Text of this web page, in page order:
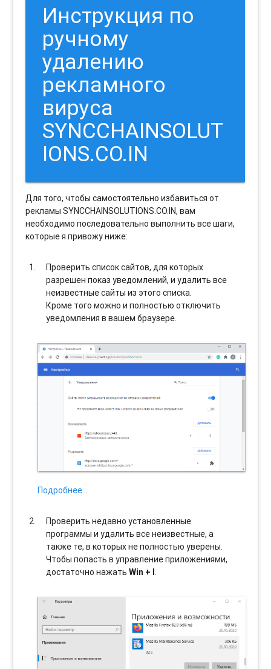
Инструкция по
ручному
удалению
рекламного
вируса
SYNCCHAINSOLUT
IONS.CO.IN
Для того, чтобы самостоятельно избавиться от
рекламы SYNCCHAINSOLUTIONS.CO.IN, вам
необходимо последовательно выполнить все шаги,
которые я привожу ниже:
Проверить список сайтов, для которых
разрешен показ уведомлений, и удалить все
неизвестные сайты из этого списка.
Кроме того можно и полностью отключить
уведомления в вашем браузере.
Подробнее…
Проверить недавно установленные
программы и удалить все неизвестные, а
также те, в которых не полностью уверены.
Чтобы попасть в управление приложениями,
достаточно нажатьWin + I.